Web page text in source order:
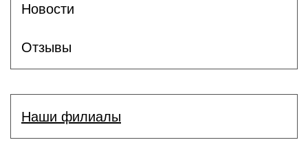
Новости
Отзывы
Наши филиалы